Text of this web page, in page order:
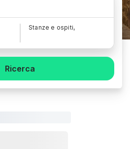
Stanze e ospiti,
Ricerca